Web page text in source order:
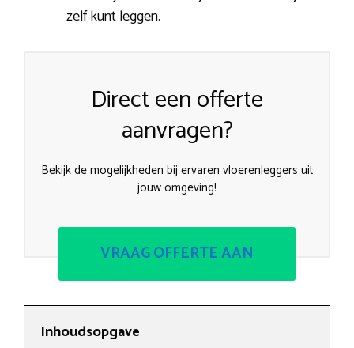
zelf kunt leggen.
Direct een offerte
aanvragen?
Bekijk de mogelijkheden bij ervaren vloerenleggers uit
jouw omgeving!
VRAAG OFFERTE AAN
Inhoudsopgave